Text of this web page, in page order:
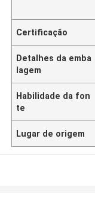
Certificação
Detalhes da emba
lagem
Habilidade da fon
te
Lugar de origem